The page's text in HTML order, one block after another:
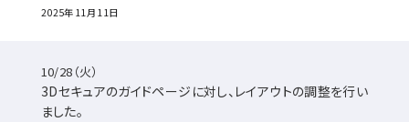
2025年11月11日
10/28（火）
3Dセキュアのガイドページに対し、レイアウトの調整を行い
ました。